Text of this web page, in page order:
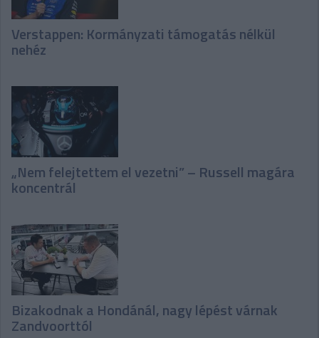
Verstappen: Kormányzati támogatás nélkül
nehéz
„Nem felejtettem el vezetni” – Russell magára
koncentrál
Bizakodnak a Hondánál, nagy lépést várnak
Zandvoorttól